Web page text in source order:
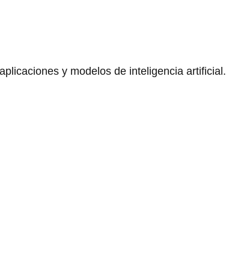
y modelos de inteligencia artificial.